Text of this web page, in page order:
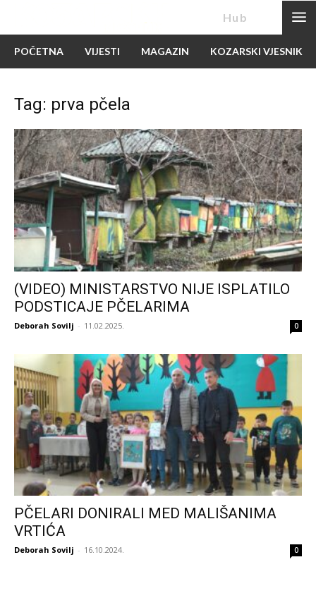
Hub
POČETNA VIJESTI MAGAZIN KOZARSKI VJESNIK
Tag: prva pčela
(VIDEO) MINISTARSTVO NIJE ISPLATILO
PODSTICAJE PČELARIMA
Deborah Sovilj - 11.02.2025. 0
PČELARI DONIRALI MED MALIŠANIMA
VRTIĆA
Deborah Sovilj - 16.10.2024. 0